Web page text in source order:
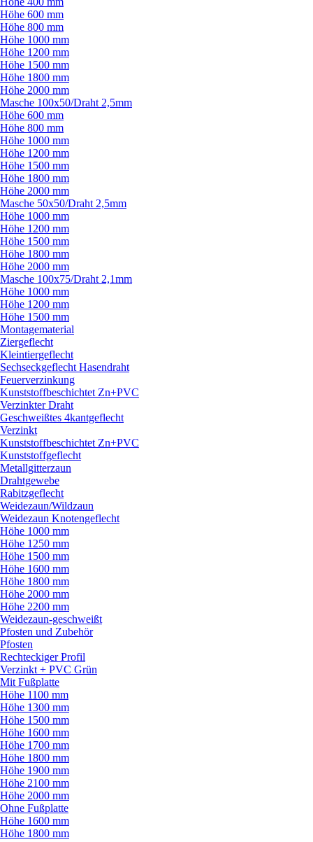
Höhe 600 mm
Höhe 800 mm
Höhe 1000 mm
Höhe 1200 mm
Höhe 1500 mm
Höhe 1800 mm
Höhe 2000 mm
Masche 100x50/Draht 2,5mm
Höhe 600 mm
Höhe 800 mm
Höhe 1000 mm
Höhe 1200 mm
Höhe 1500 mm
Höhe 1800 mm
Höhe 2000 mm
Masche 50x50/Draht 2,5mm
Höhe 1000 mm
Höhe 1200 mm
Höhe 1500 mm
Höhe 1800 mm
Höhe 2000 mm
Masche 100x75/Draht 2,1mm
Höhe 1000 mm
Höhe 1200 mm
Höhe 1500 mm
Montagematerial
Ziergeflecht
Kleintiergeflecht
Sechseckgeflecht Hasendraht
Feuerverzinkung
Kunststoffbeschichtet Zn+PVC
Verzinkter Draht
Geschweißtes 4kantgeflecht
Verzinkt
Kunststoffbeschichtet Zn+PVC
Kunststoffgeflecht
Metallgitterzaun
Drahtgewebe
Rabitzgeflecht
Weidezaun/Wildzaun
Weidezaun Knotengeflecht
Höhe 1000 mm
Höhe 1250 mm
Höhe 1500 mm
Höhe 1600 mm
Höhe 1800 mm
Höhe 2000 mm
Höhe 2200 mm
Weidezaun-geschweißt
Pfosten und Zubehör
Pfosten
Rechteckiger Profil
Verzinkt + PVC Grün
Mit Fußplatte
Höhe 1100 mm
Höhe 1300 mm
Höhe 1500 mm
Höhe 1600 mm
Höhe 1700 mm
Höhe 1800 mm
Höhe 1900 mm
Höhe 2100 mm
Höhe 2000 mm
Ohne Fußplatte
Höhe 1600 mm
Höhe 1800 mm